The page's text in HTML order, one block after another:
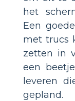
het
Een
met trucs
zetten in
een
leveren
gepland.